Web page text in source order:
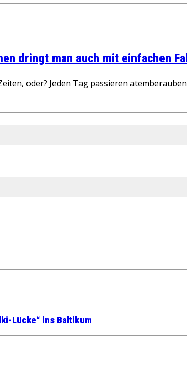
dringt man auch mit einfachen
oder? Jeden Tag passieren
Lücke“ ins Baltikum